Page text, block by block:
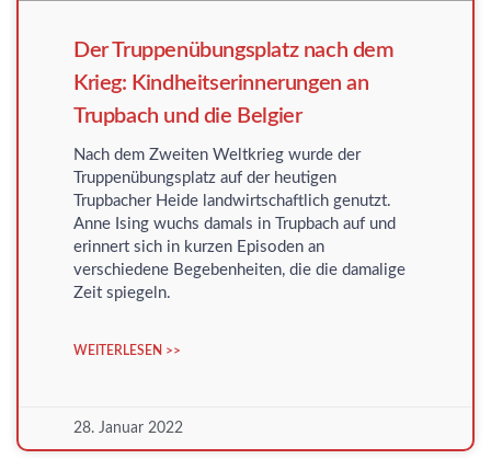
Der Truppenübungsplatz nach dem
Krieg: Kindheitserinnerungen an
Trupbach und die Belgier
Nach dem Zweiten Weltkrieg wurde der
Truppenübungsplatz auf der heutigen
Trupbacher Heide landwirtschaftlich genutzt.
Anne Ising wuchs damals in Trupbach auf und
erinnert sich in kurzen Episoden an
verschiedene Begebenheiten, die die damalige
Zeit spiegeln.
WEITERLESEN >>
28. Januar 2022